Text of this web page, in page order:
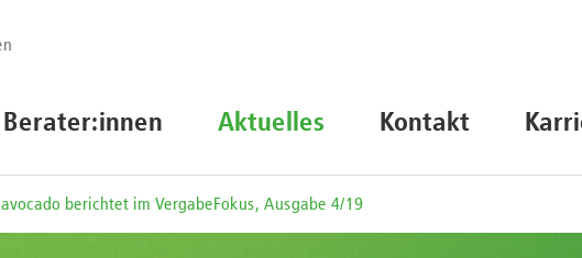
Berater:innen Aktuelles Kontakt
avocado berichtet im VergabeFokus, Ausgabe 4/19